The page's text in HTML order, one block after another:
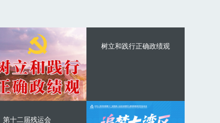
树立和践行正确政绩观
第十二届残运会